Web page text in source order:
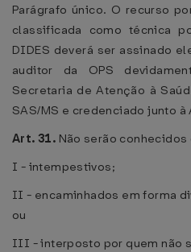
Parágrafo único. O recurso
classificada como técnica
DIDES deverá ser assinado
auditor da OPS
Secretaria de Atenção à
SAS/MS e credenciado junto à
Art. 31. Não serão
I - intempestivos;
II - encaminhados em forma
ou
III - interposto por quem não